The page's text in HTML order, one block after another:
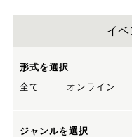
イベ
形式を選択
全て
オンライン
ジャンルを選択